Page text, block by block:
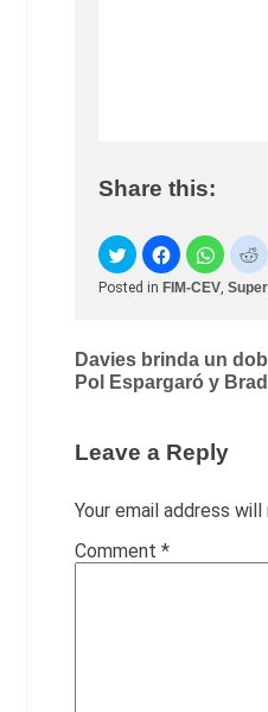
Share this:
Posted in FIM-CEV,
Post
navigation
Davies brinda un
Pol Espargaró y
Leave a Reply
Your email address
Comment *